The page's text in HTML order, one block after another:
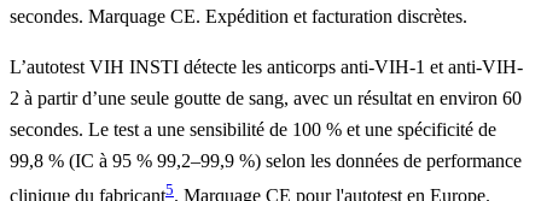
secondes. Marquage CE. Expédition et facturation discrètes.
L’autotest VIH INSTI détecte les anticorps anti-VIH-1 et anti-VIH-
2 à partir d’une seule goutte de sang, avec un résultat en environ 60
secondes. Le test a une sensibilité de 100 % et une spécificité de
99,8 % (IC à 95 % 99,2–99,9 %) selon les données de performance
clinique du fabricant5. Marquage CE pour l'autotest en Europe.